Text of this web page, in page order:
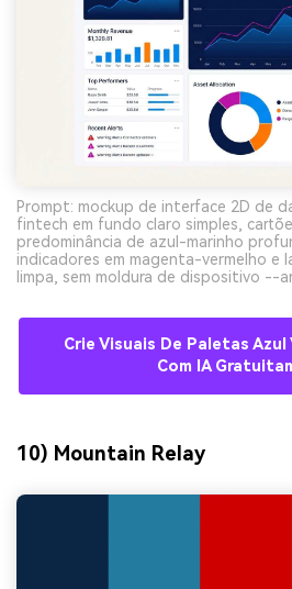
Prompt: mockup de interface 2D de
fintech em fundo claro simples,
predominância de azul-marinho
indicadores em magenta-vermelho e
limpa, sem moldura de dispositivo --
Crie Visuais De Paletas Azul
Com IA
10) Mountain Relay